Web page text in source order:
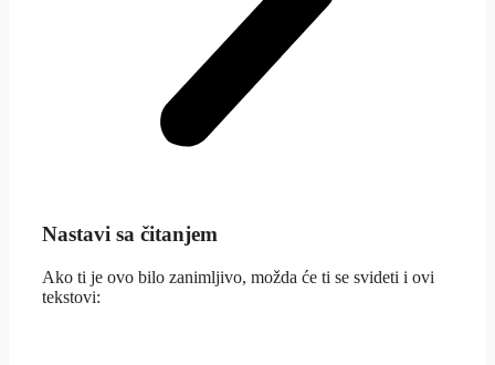
Nastavi sa čitanjem
Ako ti je ovo bilo zanimljivo, možda će ti se svideti i ovi
tekstovi: